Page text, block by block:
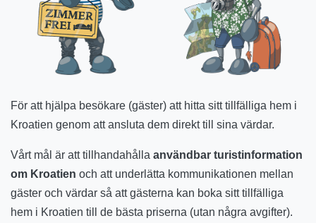
För att hjälpa besökare (gäster) att hitta sitt tillfälliga hem i
Kroatien genom att ansluta dem direkt till sina värdar.
Vårt mål är att tillhandahålla användbar turistinformation
om Kroatien och att underlätta kommunikationen mellan
gäster och värdar så att gästerna kan boka sitt tillfälliga
hem i Kroatien till de bästa priserna (utan några avgifter).